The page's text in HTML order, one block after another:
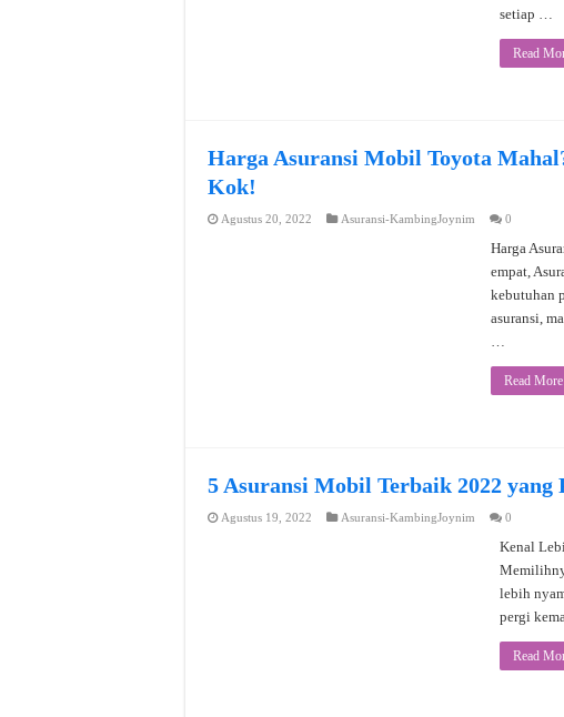
setiap …
Read
Harga Asuransi Mobil Toyota
Kok!
Agustus 20, 2022 Asuransi-KambingJoynim 0
Harga
empat,
kebutuhan
asuransi,
…
Read
5 Asuransi Mobil Terbaik 2022 yang
Agustus 19, 2022 Asuransi-KambingJoynim 0
Kenal
lebih
pergi
Read